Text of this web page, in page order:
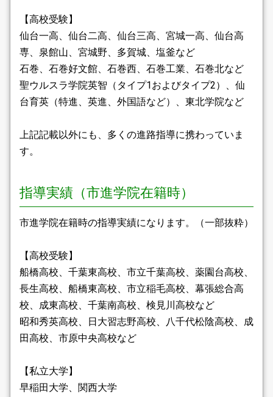
【高校受験】
仙台一高、仙台二高、仙台三高、宮城一高、仙台高
専、泉館山、宮城野、多賀城、塩釜など
石巻、石巻好文館、石巻西、石巻工業、石巻北など
聖ウルスラ学院英智（タイプ1およびタイプ2）、仙
台育英（特進、英進、外国語など）、東北学院など
上記記載以外にも、多くの進路指導に携わっていま
す。
指導実績（市進学院在籍時）
市進学院在籍時の指導実績になります。（一部抜粋）
【高校受験】
船橋高校、千葉東高校、市立千葉高校、薬園台高校、
長生高校、船橋東高校、市立稲毛高校、幕張総合高
校、成東高校、千葉南高校、検見川高校など
昭和秀英高校、日大習志野高校、八千代松陰高校、成
田高校、市原中央高校など
【私立大学】
早稲田大学、関西大学